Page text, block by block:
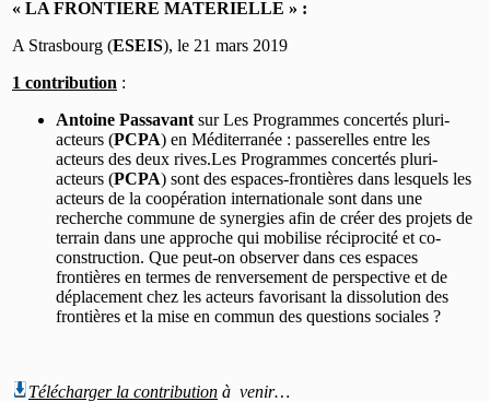
« LA FRONTIERE MATERIELLE » :
A Strasbourg (ESEIS), le 21 mars 2019
1 contribution :
Antoine Passavant sur Les Programmes concertés pluri-
acteurs (PCPA) en Méditerranée : passerelles entre les
acteurs des deux rives.Les Programmes concertés pluri-
acteurs (PCPA) sont des espaces-frontières dans lesquels les
acteurs de la coopération internationale sont dans une
recherche commune de synergies afin de créer des projets de
terrain dans une approche qui mobilise réciprocité et co-
construction. Que peut-on observer dans ces espaces
frontières en termes de renversement de perspective et de
déplacement chez les acteurs favorisant la dissolution des
frontières et la mise en commun des questions sociales ?
Téléchargerla contribution à venir…